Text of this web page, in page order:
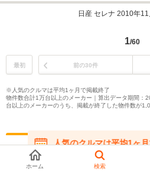
日産 セレナ 2010年
1/60
最初 前の30件
※人気のクルマは平均1ヶ月で掲載終了
物件数合計1万台以上のメーカー｜算出データ期間：
台以上のメーカーのうち、掲載が終了した物件数が
よく一緒に検討される車種
人気のクルマは平均1ヶ
在庫が無くなる前にお問い合
ホーム 検索